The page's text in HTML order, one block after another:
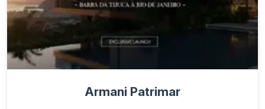
Armani Patrimar